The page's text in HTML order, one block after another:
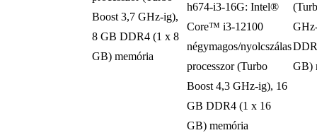
Boost 3,7 GHz-ig),
8 GB DDR4 (1 x 8
GB) memória
h674-i3-16G: Intel®
Core™ i3-12100
négymagos/nyolcszálas
processzor (Turbo
Boost 4,3 GHz-ig), 16
GB DDR4 (1 x 16
GB) memória
GB)